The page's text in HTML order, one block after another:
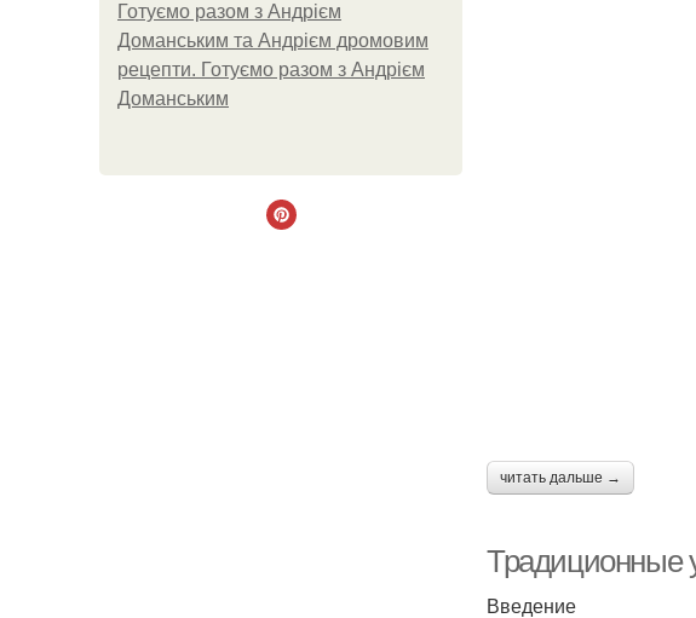
Готуємо разом з Андрієм
Доманським та Андрієм дромовим
рецепти. Готуємо разом з Андрієм
Доманським
читать дальше →
Традиционные
Введение